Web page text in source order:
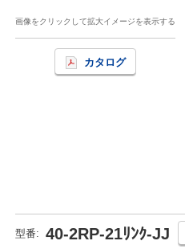
画像をクリックして拡大イメージを表示する
カタログ
型番: 40-2RP-21ﾘﾝｸ-JJ